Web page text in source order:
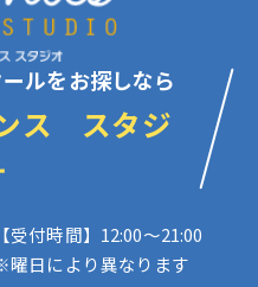
ルをお探しなら
ス スタジ
【受付時間】12:00〜21:00
曜日により異なります